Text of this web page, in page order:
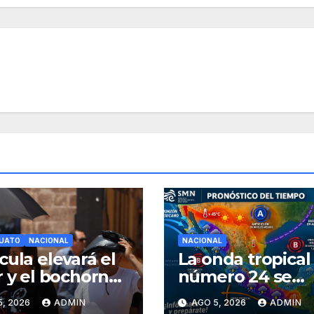
NACIONAL
elevará el
y el bochorno
2026 ADMIN
NACIONAL
La onda tropical
número 24 se
desplazará
AGO 5, 2026 ADMIN